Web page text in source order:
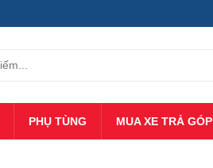
PHỤ TÙNG MUA XE TRẢ GÓP